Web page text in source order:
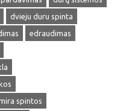
dvieju duru spinta
edraudimas
spintos